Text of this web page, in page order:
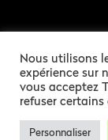
NOS CAPTIVANTES
DÉVELOPPEMENT :
Nous utilisons
expérience sur
vous acceptez
refuser
Personnaliser